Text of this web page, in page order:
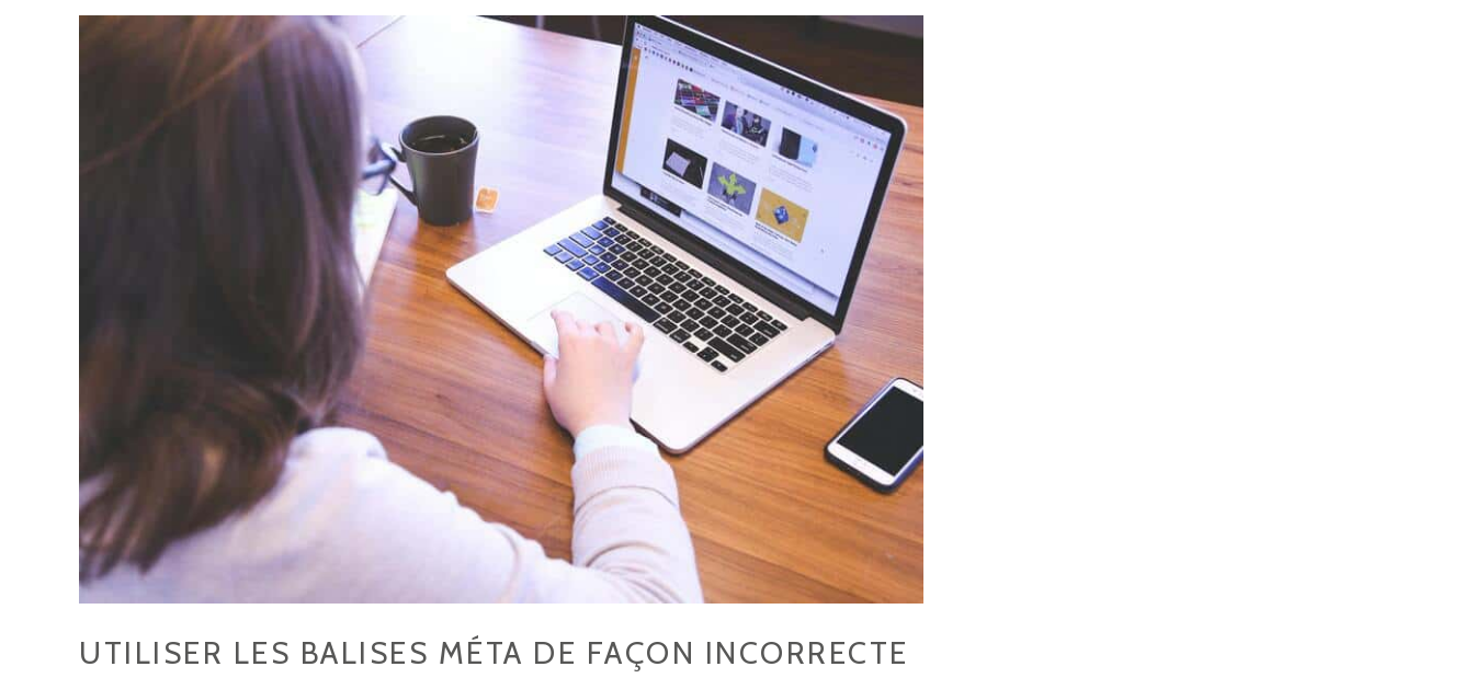
UTILISER LES BALISES MÉTA DE FAÇON INCORRECTE